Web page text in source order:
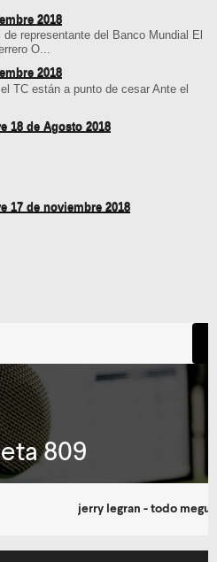
2018
representante del Banco Mundial El
O...
2018
TC están a punto de cesar Ante el
18 de Agosto 2018
17 de noviembre 2018